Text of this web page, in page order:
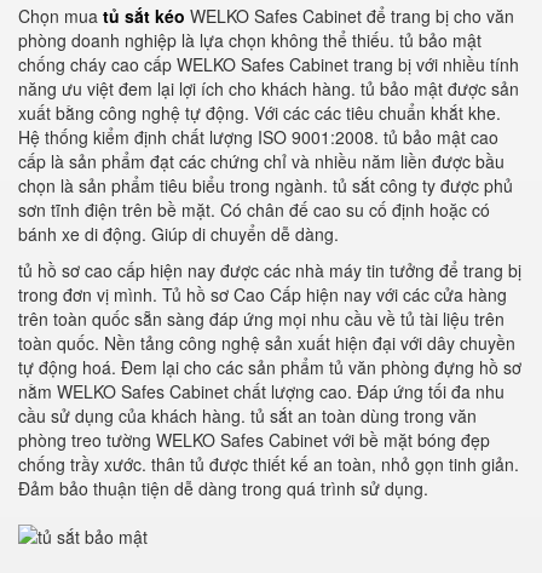
Chọn mua tủ sắt kéo WELKO Safes Cabinet để trang bị cho văn
phòng doanh nghiệp là lựa chọn không thể thiếu. tủ bảo mật
chống cháy cao cấp WELKO Safes Cabinet trang bị với nhiều tính
năng ưu việt đem lại lợi ích cho khách hàng. tủ bảo mật được sản
xuất bằng công nghệ tự động. Với các các tiêu chuẩn khắt khe.
Hệ thống kiểm định chất lượng ISO 9001:2008. tủ bảo mật cao
cấp là sản phẩm đạt các chứng chỉ và nhiều năm liền được bầu
chọn là sản phẩm tiêu biểu trong ngành. tủ sắt công ty được phủ
sơn tĩnh điện trên bề mặt. Có chân đế cao su cố định hoặc có
bánh xe di động. Giúp di chuyển dễ dàng.
tủ hồ sơ cao cấp hiện nay được các nhà máy tin tưởng để trang bị
trong đơn vị mình. Tủ hồ sơ Cao Cấp hiện nay với các cửa hàng
trên toàn quốc sẵn sàng đáp ứng mọi nhu cầu về tủ tài liệu trên
toàn quốc. Nền tảng công nghệ sản xuất hiện đại với dây chuyền
tự động hoá. Đem lại cho các sản phẩm tủ văn phòng đựng hồ sơ
nằm WELKO Safes Cabinet chất lượng cao. Đáp ứng tối đa nhu
cầu sử dụng của khách hàng. tủ sắt an toàn dùng trong văn
phòng treo tường WELKO Safes Cabinet với bề mặt bóng đẹp
chống trầy xước. thân tủ được thiết kế an toàn, nhỏ gọn tinh giản.
Đảm bảo thuận tiện dễ dàng trong quá trình sử dụng.